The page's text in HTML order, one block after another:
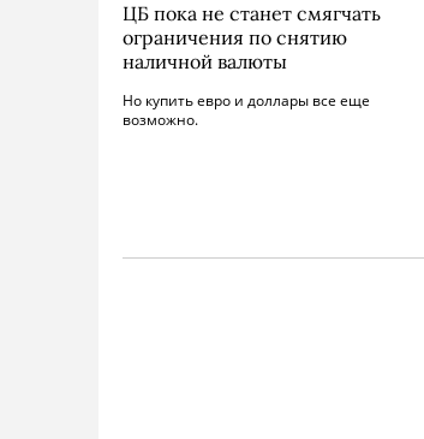
ЦБ пока не станет смягчать
ограничения по снятию
наличной валюты
Но купить евро и доллары все еще
возможно.